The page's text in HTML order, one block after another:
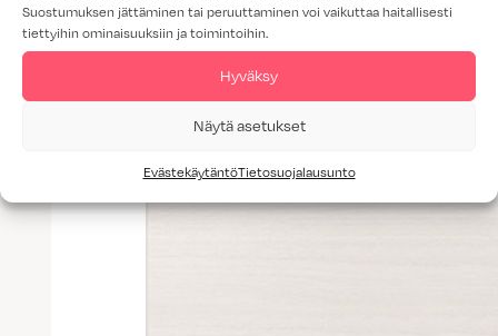
Suostumuksen jättäminen tai peruuttaminen voi vaikuttaa haitallisesti
tiettyihin ominaisuuksiin ja toimintoihin.
Hyväksy
Näytä asetukset
EvästekäytäntöTietosuojalausunto